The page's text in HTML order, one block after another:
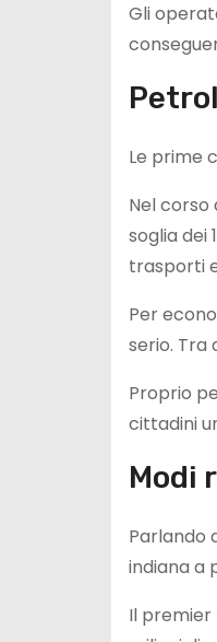
Gli
Le prime
Nel corso
soglia dei
trasporti
Per
serio. Tra
Proprio
cittadini
Modi
Parlando
indiana a
Il premier